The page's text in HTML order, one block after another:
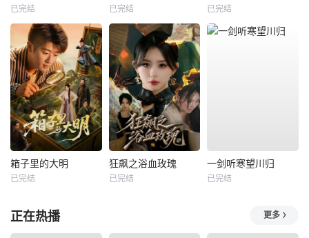
已完结 已完结 已完结
箱子里的大明
已完结
狂飙之浴血玫瑰
已完结
一剑听寒望川归
已完结
正在热播 更多